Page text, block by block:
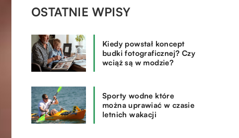
OSTATNIE WPISY
Kiedy powstał koncept
budki fotograficznej? Czy
wciąż są w modzie?
Sporty wodne które
można uprawiać w czasie
letnich wakacji